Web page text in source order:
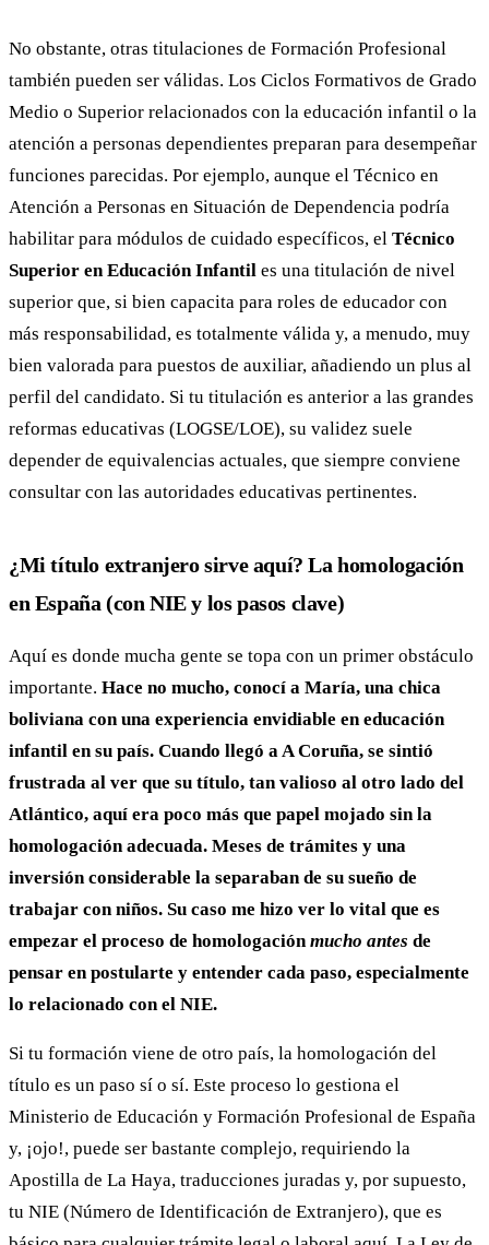
No obstante, otras titulaciones de Formación Profesional
también pueden ser válidas. Los Ciclos Formativos de Grado
Medio o Superior relacionados con la educación infantil o la
atención a personas dependientes preparan para desempeñar
funciones parecidas. Por ejemplo, aunque el Técnico en
Atención a Personas en Situación de Dependencia podría
habilitar para módulos de cuidado específicos, el Técnico
Superior en Educación Infantil es una titulación de nivel
superior que, si bien capacita para roles de educador con
más responsabilidad, es totalmente válida y, a menudo, muy
bien valorada para puestos de auxiliar, añadiendo un plus al
perfil del candidato. Si tu titulación es anterior a las grandes
reformas educativas (LOGSE/LOE), su validez suele
depender de equivalencias actuales, que siempre conviene
consultar con las autoridades educativas pertinentes.
¿Mi título extranjero sirve aquí? La homologación
en España (con NIE y los pasos clave)
Aquí es donde mucha gente se topa con un primer obstáculo
importante. Hace no mucho, conocí a María, una chica
boliviana con una experiencia envidiable en educación
infantil en su país. Cuando llegó a A Coruña, se sintió
frustrada al ver que su título, tan valioso al otro lado del
Atlántico, aquí era poco más que papel mojado sin la
homologación adecuada. Meses de trámites y una
inversión considerable la separaban de su sueño de
trabajar con niños. Su caso me hizo ver lo vital que es
empezar el proceso de homologación mucho antes de
pensar en postularte y entender cada paso, especialmente
lo relacionado con el NIE.
Si tu formación viene de otro país, la homologación del
título es un paso sí o sí. Este proceso lo gestiona el
Ministerio de Educación y Formación Profesional de España
y, ¡ojo!, puede ser bastante complejo, requiriendo la
Apostilla de La Haya, traducciones juradas y, por supuesto,
tu NIE (Número de Identificación de Extranjero), que es